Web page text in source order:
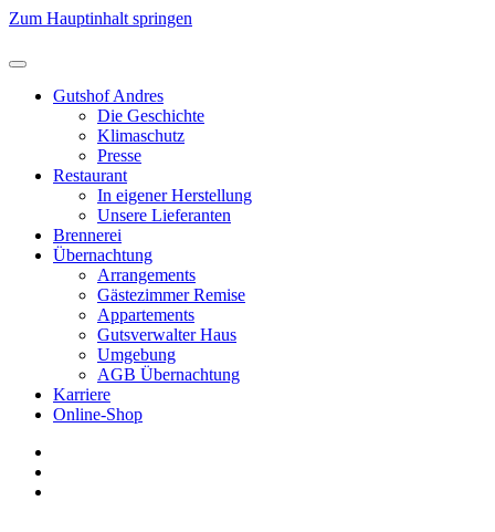
Zum Hauptinhalt springen
Gutshof Andres
Die Geschichte
Klimaschutz
Presse
Restaurant
In eigener Herstellung
Unsere Lieferanten
Brennerei
Übernachtung
Arrangements
Gästezimmer Remise
Appartements
Gutsverwalter Haus
Umgebung
AGB Übernachtung
Karriere
Online-Shop